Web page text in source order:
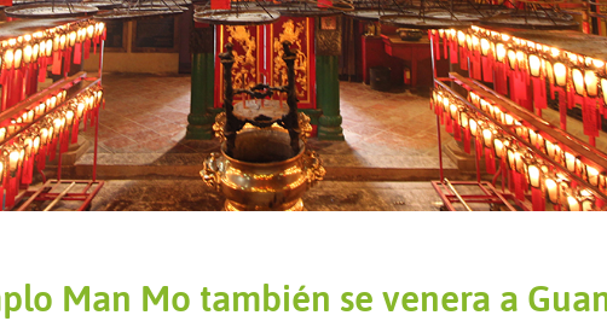
Man Mo también se venera a